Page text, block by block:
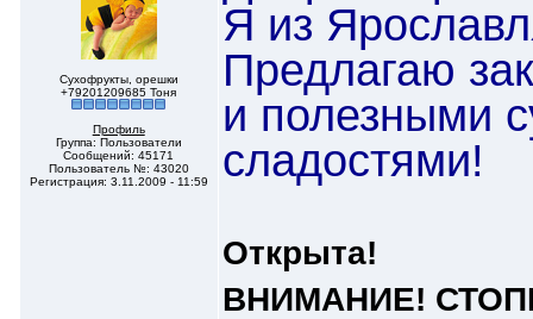
Сухофрукты, орешки
+79201209685 Тоня
Профиль
Группа: Пользователи
Сообщений: 45171
Пользователь №: 43020
Регистрация: 3.11.2009 - 11:59
Я из
Предлагаю
и полезными
сладостями!
Открыта!
ВНИМАНИЕ!